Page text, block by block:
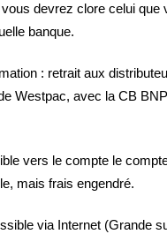
devrez clore celui que
banque.
: retrait aux
Westpac, avec la CB
vers le compte le
mais frais engendré.
via Internet (Grande